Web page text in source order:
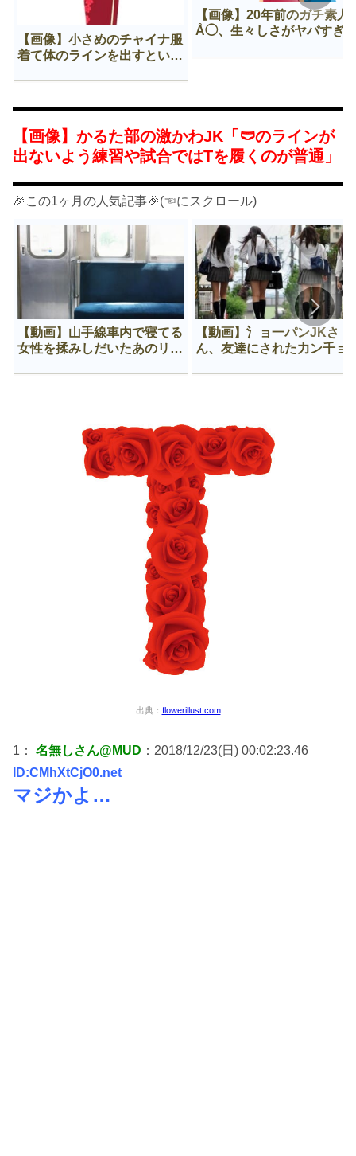
【画像】小さめのチャイナ服
着て体のラインを出すという
【画像】20年前のガチ素人
Å◯、生々しさがヤバすぎ
【画像】かるた部の激かわJK「🩲のラインが
出ないよう練習や試合ではTを履くのが普通」
🎉この1ヶ月の人気記事🎉(☜にスクロール)
【動画】山手線車内で寝てる
女性を揉みしだいたあのリー
【動画】氵ョ一パンJKさ
ん、友達にされた力ン千ョ
出典： flowerillust.com
1： 名無しさん@MUD ：2018/12/23(日) 00:02:23.46
ID:CMhXtCjO0.net
マジかよ…